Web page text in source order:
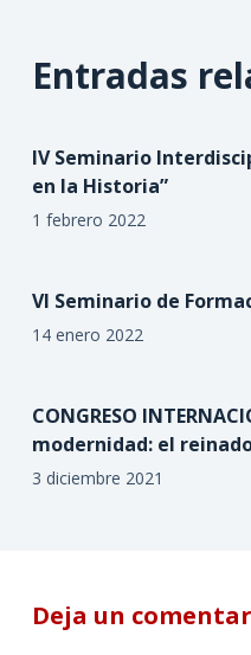
Entradas
IV Seminario
en la Historia”
1 febrero 2022
VI Seminario de
14 enero 2022
CONGRESO
modernidad: el
3 diciembre 2021
Deja un